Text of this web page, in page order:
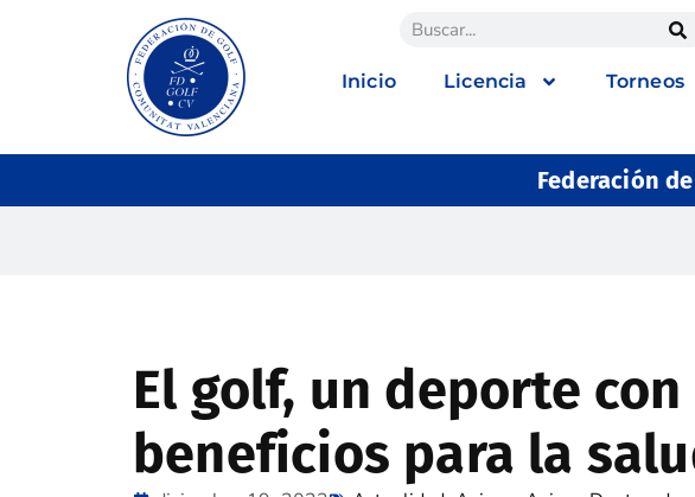
Inicio Licencia Torneos
Federación de
El golf, un deporte
beneficios para la